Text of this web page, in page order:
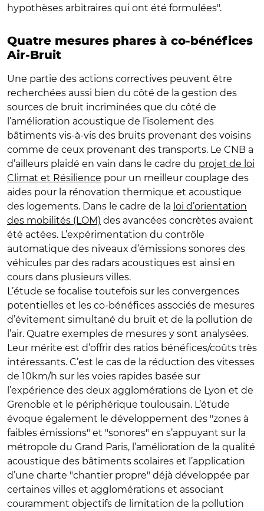
hypothèses arbitraires qui ont été formulées".
Quatre mesures phares à co-bénéfices
Air-Bruit
Une partie des actions correctives peuvent être
recherchées aussi bien du côté de la gestion des
sources de bruit incriminées que du côté de
l’amélioration acoustique de l’isolement des
bâtiments vis-à-vis des bruits provenant des voisins
comme de ceux provenant des transports. Le CNB a
d’ailleurs plaidé en vain dans le cadre du projet de loi
Climat et Résilience pour un meilleur couplage des
aides pour la rénovation thermique et acoustique
des logements. Dans le cadre de la loi d’orientation
des mobilités (LOM) des avancées concrètes avaient
été actées. L’expérimentation du contrôle
automatique des niveaux d’émissions sonores des
véhicules par des radars acoustiques est ainsi en
cours dans plusieurs villes.
L’étude se focalise toutefois sur les convergences
potentielles et les co-bénéfices associés de mesures
d’évitement simultané du bruit et de la pollution de
l’air. Quatre exemples de mesures y sont analysées.
Leur mérite est d’offrir des ratios bénéfices/coûts très
intéressants. C’est le cas de la réduction des vitesses
de 10km/h sur les voies rapides basée sur
l’expérience des deux agglomérations de Lyon et de
Grenoble et le périphérique toulousain. L’étude
évoque également le développement des "zones à
faibles émissions" et "sonores" en s’appuyant sur la
métropole du Grand Paris, l’amélioration de la qualité
acoustique des bâtiments scolaires et l’application
d’une charte "chantier propre" déjà développée par
certaines villes et agglomérations et associant
couramment objectifs de limitation de la pollution